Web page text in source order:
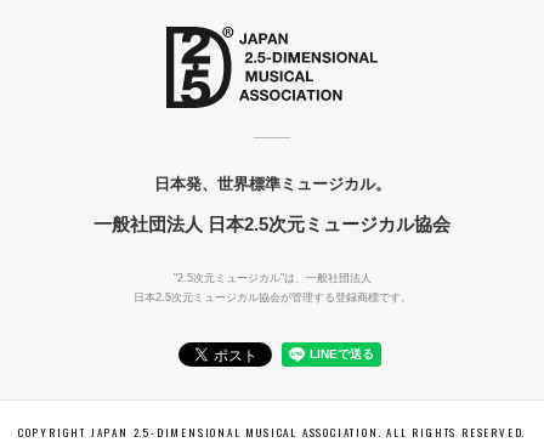
日本発、世界標準ミュージカル。
一般社団法人 日本2.5次元ミュージカル協会
"2.5次元ミュージカル"は、一般社団法人
日本2.5次元ミュージカル協会が管理する登録商標です。
COPYRIGHT JAPAN 2.5-DIMENSIONAL MUSICAL ASSOCIATION. ALL RIGHTS RESERVED.